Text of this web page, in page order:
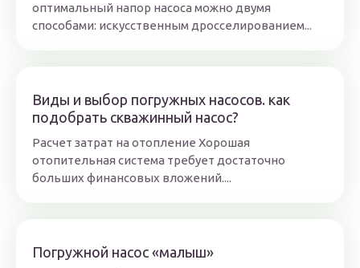
оптимальный напор насоса можно двумя
способами: искусственным дросселированием...
Виды и выбор погружных насосов. как
подобрать скважинный насос?
Расчет затрат на отопление Хорошая
отопительная система требует достаточно
больших финансовых вложений....
Погружной насос «малыш»